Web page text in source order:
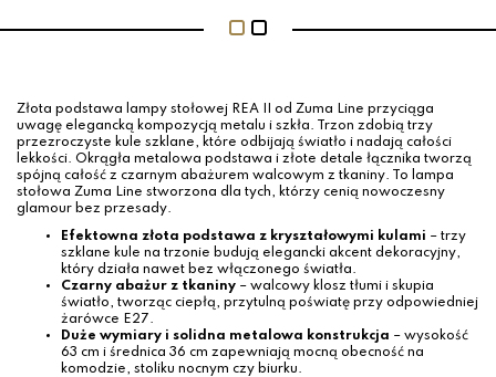
Złota podstawa lampy stołowej REA II od Zuma Line przyciąga
uwagę elegancką kompozycją metalu i szkła. Trzon zdobią trzy
przezroczyste kule szklane, które odbijają światło i nadają całości
lekkości. Okrągła metalowa podstawa i złote detale łącznika tworzą
spójną całość z czarnym abażurem walcowym z tkaniny. To lampa
stołowa Zuma Line stworzona dla tych, którzy cenią nowoczesny
glamour bez przesady.
Efektowna złota podstawa z kryształowymi kulami – trzy
szklane kule na trzonie budują elegancki akcent dekoracyjny,
który działa nawet bez włączonego światła.
Czarny abażur z tkaniny – walcowy klosz tłumi i skupia
światło, tworząc ciepłą, przytulną poświatę przy odpowiedniej
żarówce E27.
Duże wymiary i solidna metalowa konstrukcja – wysokość
63 cm i średnica 36 cm zapewniają mocną obecność na
komodzie, stoliku nocnym czy biurku.